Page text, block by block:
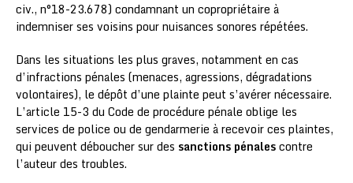
civ., n°18-23.678) condamnant un copropriétaire à
indemniser ses voisins pour nuisances sonores répétées.
Dans les situations les plus graves, notamment en cas
d’infractions pénales (menaces, agressions, dégradations
volontaires), le dépôt d’une plainte peut s’avérer nécessaire.
L’article 15-3 du Code de procédure pénale oblige les
services de police ou de gendarmerie à recevoir ces plaintes,
qui peuvent déboucher sur des sanctions pénalescontre
l’auteur des troubles.